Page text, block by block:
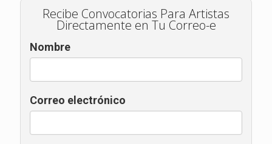
Recibe Convocatorias Para Artistas
Directamente en Tu Correo-e
Nombre
Correo electrónico